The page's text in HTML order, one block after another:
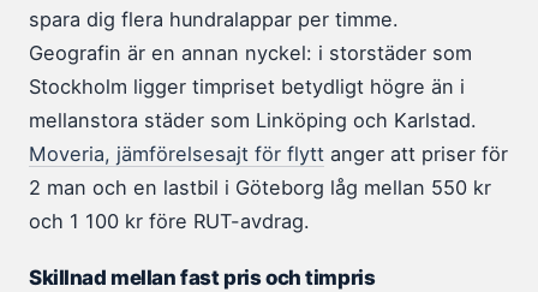
spara dig flera hundralappar per timme.
Geografin är en annan nyckel: i storstäder som
Stockholm ligger timpriset betydligt högre än i
mellanstora städer som Linköping och Karlstad.
Moveria, jämförelsesajt för flytt anger att priser för
2 man och en lastbil i Göteborg låg mellan 550 kr
och 1 100 kr före RUT-avdrag.
Skillnad mellan fast pris och timpris